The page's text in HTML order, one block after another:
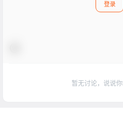
登录
暂无讨论，说说